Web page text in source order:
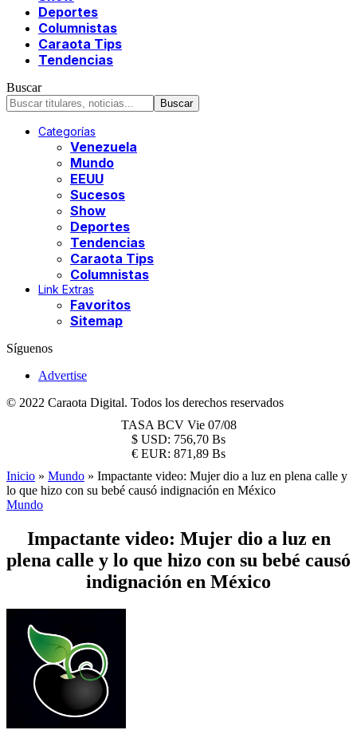
Deportes
Columnistas
Caraota Tips
Tendencias
Buscar
Categorías
Venezuela
Mundo
EEUU
Sucesos
Show
Deportes
Tendencias
Caraota Tips
Columnistas
Link Extras
Favoritos
Sitemap
Síguenos
Advertise
© 2022 Caraota Digital. Todos los derechos reservados
TASA BCV Vie 07/08
$ USD: 756,70 Bs
€ EUR: 871,89 Bs
Inicio » Mundo » Impactante video: Mujer dio a luz en plena calle y
lo que hizo con su bebé causó indignación en México
Mundo
Impactante video: Mujer dio a luz en
plena calle y lo que hizo con su bebé causó
indignación en México